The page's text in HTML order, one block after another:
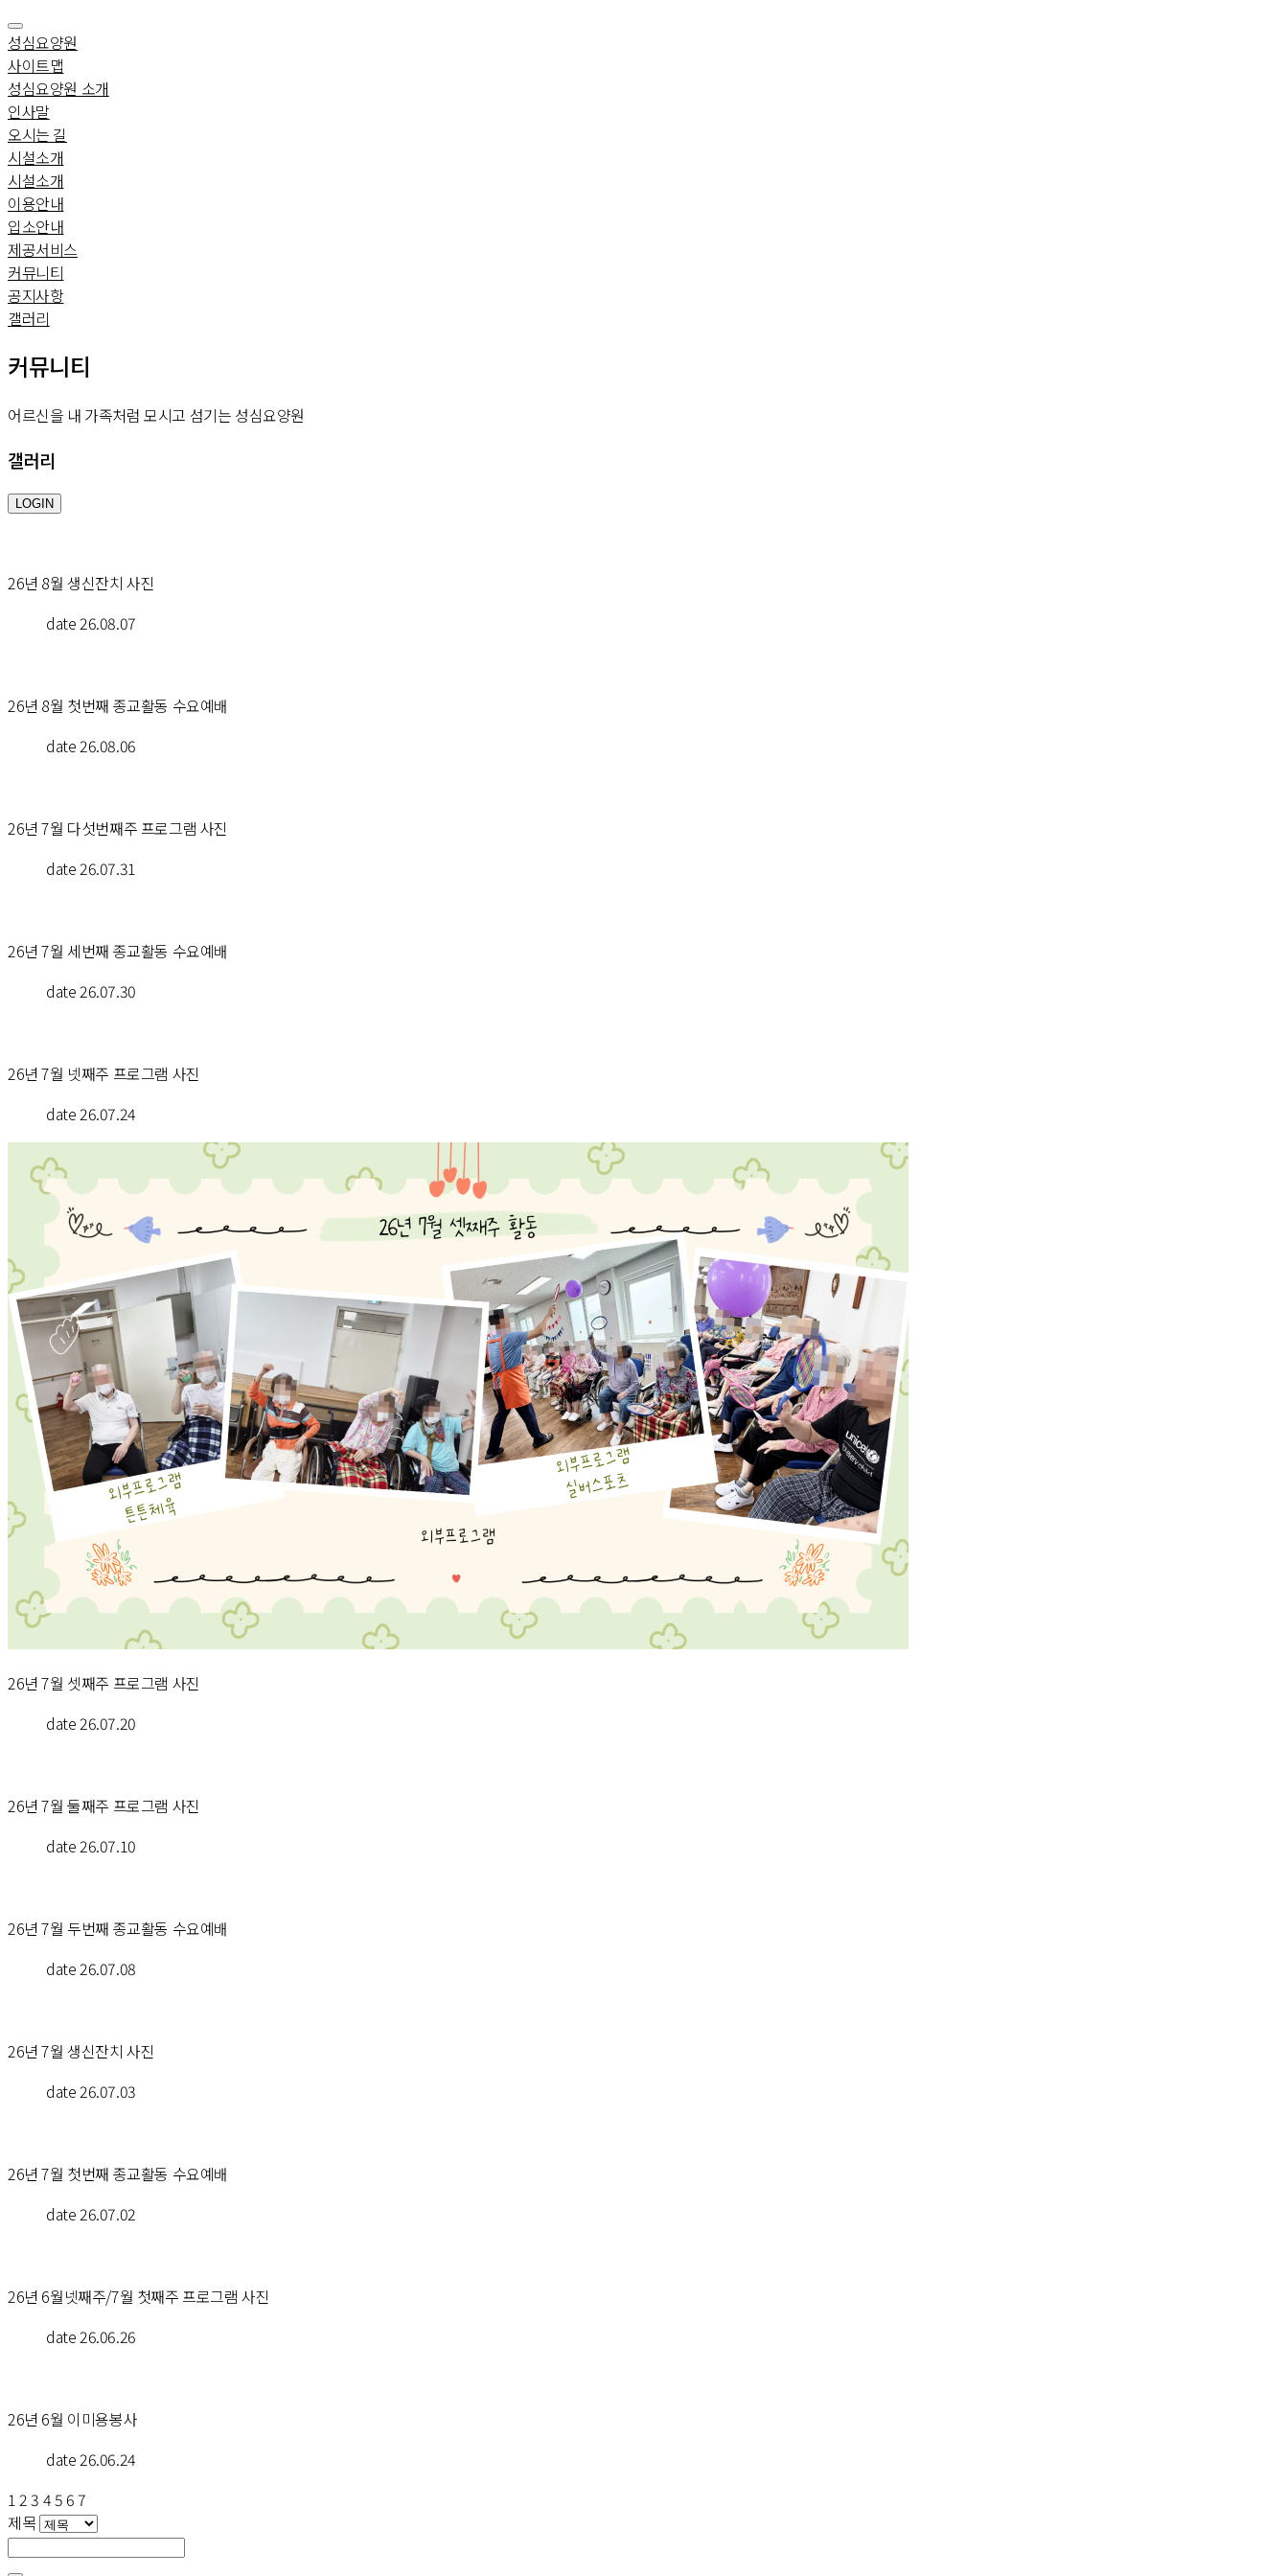
성심요양원
사이트맵
성심요양원 소개
인사말
오시는 길
시설소개
시설소개
이용안내
입소안내
제공서비스
커뮤니티
공지사항
갤러리
커뮤니티
어르신을 내 가족처럼 모시고 섬기는 성심요양원
갤러리
LOGIN
26년 8월 생신잔치 사진
date 26.08.07
26년 8월 첫번째 종교활동 수요예배
date 26.08.06
26년 7월 다섯번째주 프로그램 사진
date 26.07.31
26년 7월 세번째 종교활동 수요예배
date 26.07.30
26년 7월 넷째주 프로그램 사진
date 26.07.24
26년 7월 셋째주 프로그램 사진
date 26.07.20
26년 7월 둘째주 프로그램 사진
date 26.07.10
26년 7월 두번째 종교활동 수요예배
date 26.07.08
26년 7월 생신잔치 사진
date 26.07.03
26년 7월 첫번째 종교활동 수요예배
date 26.07.02
26년 6월넷째주/7월 첫째주 프로그램 사진
date 26.06.26
26년 6월 이미용봉사
date 26.06.24
123 45 67
제목